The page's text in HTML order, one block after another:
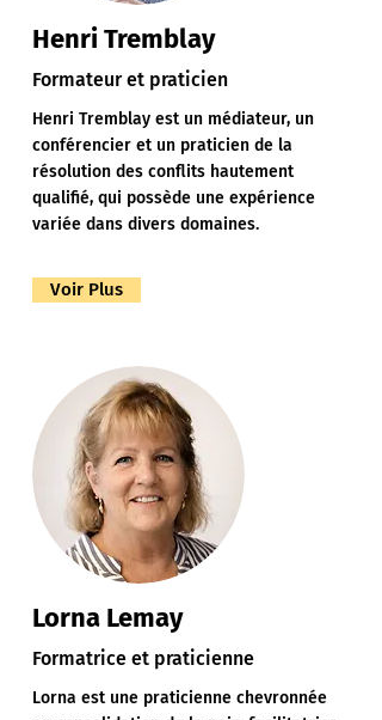
Henri Tremblay
Formateur et praticien
Henri Tremblay est un médiateur, un
conférencier et un praticien de la
résolution des conflits hautement
qualifié, qui possède une expérience
variée dans divers domaines.
Voir Plus
Lorna Lemay
Formatrice et praticienne
Lorna est une praticienne chevronnée